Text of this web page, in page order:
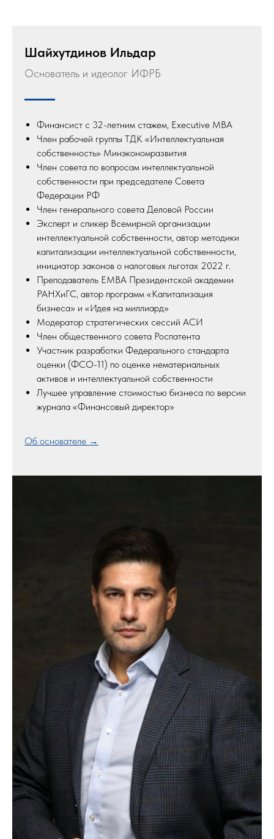
Шайхутдинов Ильдар
Основатель и идеолог ИФРБ
Финансист с 32-летним стажем, Executive MBA
Член рабочей группы ТДК «Интеллектуальная
собственность» Минэкономразвития
Член совета по вопросам интеллектуальной
собственности при председателе Совета
Федерации РФ
Член генерального совета Деловой России
Эксперт и спикер Всемирной организации
интеллектуальной собственности, автор методики
капитализации интеллектуальной собственности,
инициатор законов о налоговых льготах 2022 г.
Преподаватель EMBA Президентской академии
РАНХиГС, автор программ «Капитализация
бизнеса» и «Идея на миллиард»
Модератор стратегических сессий АСИ
Член общественного совета Роспатента
Участник разработки Федерального стандарта
оценки (ФСО-11) по оценке нематериальных
активов и интеллектуальной собственности
Лучшее управление стоимостью бизнеса по версии
журнала «Финансовый директор»
Об основателе →